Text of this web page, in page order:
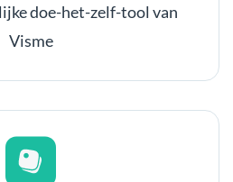
doe-het-zelf-tool van
Visme